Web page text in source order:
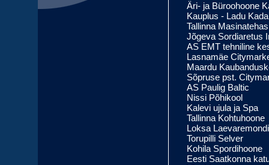
Äri- ja Büroohoone
Kauplus - Ladu
Tallinna Masinatehas
Jõgeva Sordiaretus
AS EMT tehniline
Lasnamäe
Maardu
Sõpruse pst.
AS Paulig Baltic
Nissi Põhikool
Kalevi ujula ja Spa
Tallinna Kohtuhoone
Loksa
Torupilli Selver
Kohila Spordihoone
Eesti Saatkonna